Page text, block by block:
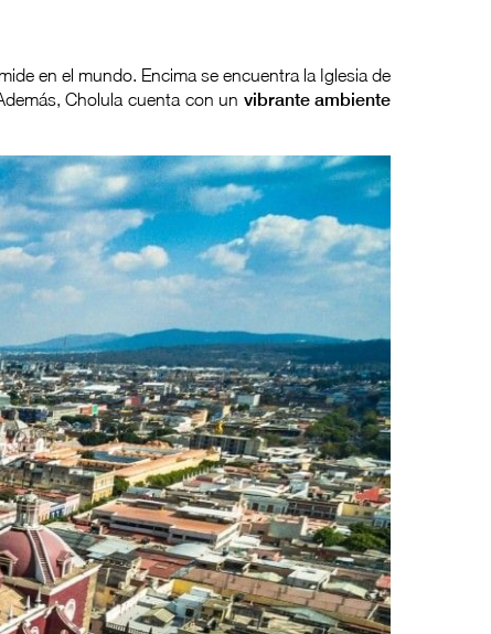
en el mundo. Encima se encuentra la Iglesia de
Cholula cuenta con un vibrante ambiente